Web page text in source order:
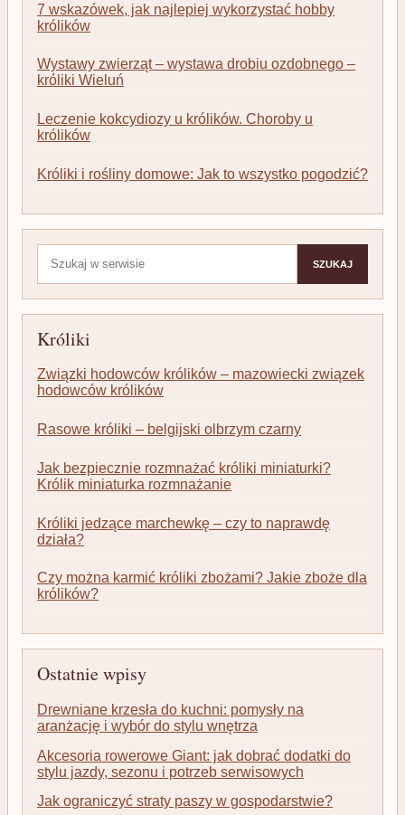
7 wskazówek, jak najlepiej wykorzystać hobby
królików
Wystawy zwierząt – wystawa drobiu ozdobnego –
króliki Wieluń
Leczenie kokcydiozy u królików. Choroby u
królików
Króliki i rośliny domowe: Jak to wszystko pogodzić?
Szukaj:
SZUKAJ
Króliki
Związki hodowców królików – mazowiecki związek
hodowców królików
Rasowe króliki – belgijski olbrzym czarny
Jak bezpiecznie rozmnażać króliki miniaturki?
Królik miniaturka rozmnażanie
Króliki jedzące marchewkę – czy to naprawdę
działa?
Czy można karmić króliki zbożami? Jakie zboże dla
królików?
Ostatnie wpisy
Drewniane krzesła do kuchni: pomysły na
aranżację i wybór do stylu wnętrza
Akcesoria rowerowe Giant: jak dobrać dodatki do
stylu jazdy, sezonu i potrzeb serwisowych
Jak ograniczyć straty paszy w gospodarstwie?